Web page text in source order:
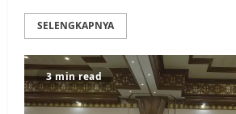
SELENGKAPNYA
3 min read